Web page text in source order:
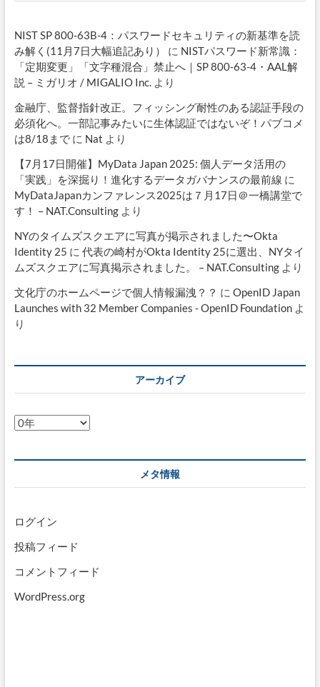
NIST SP 800-63B-4：パスワードセキュリティの新基準を読
み解く(11月7日大幅追記あり）
に NISTパスワード新常識：
「定期変更」「文字種混合」禁止へ｜SP 800-63-4・AAL解
説 – ミガリオ / MIGALIO Inc.
より
金融庁、監督指針改正。フィッシング耐性のある認証手段の
必須化へ。一部記事みたいに生体認証ではないぞ！パブコメ
は8/18までに Nat より
【7月17日開催】MyData Japan 2025: 個人データ活用の
「実践」を深掘り！進化するデータガバナンスの最前線 に
MyDataJapanカンファレンス2025は７月17日＠一橋講堂で
す！ – NAT.Consultingより
NYのタイムズスクエアに写真が掲示されました〜Okta
Identity 25 に 代表の崎村がOkta Identity 25に選出、NYタイ
ムズスクエアに写真掲示されました。 – NAT.Consultingより
文化庁のホームページで個人情報漏洩？？ に OpenID Japan
Launches with 32 Member Companies - OpenID Foundationよ
り
アーカイブ
ア
ブ
メタ情報
ログイン
投稿フィード
コメントフィード
WordPress.org